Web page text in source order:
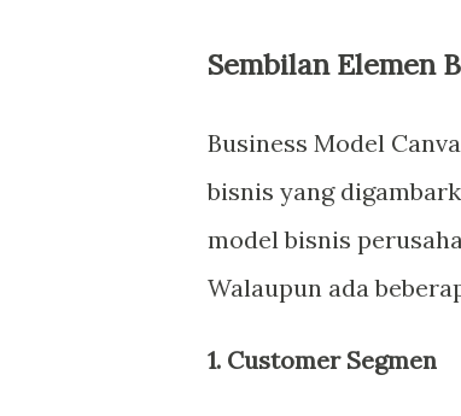
Sembilan Elemen
Business Model
bisnis yang
model bisnis
Walaupun ada
1. Customer Segmen